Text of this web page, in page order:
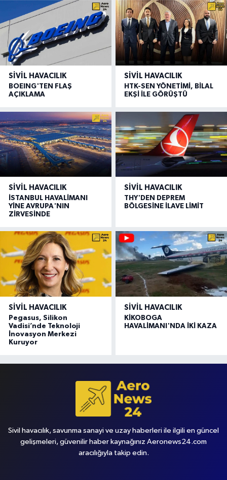
SIVIL HAVACILIK
BOEING'TEN FLAŞ
AÇIKLAMA
SIVIL HAVACILIK
HTK-SEN YÖNETİMİ, BİLAL
EKŞİ İLE GÖRÜŞTÜ
SIVIL HAVACILIK
İSTANBUL HAVALİMANI
YİNE AVRUPA'NIN
ZİRVESİNDE
SIVIL HAVACILIK
THY'DEN DEPREM
BÖLGESİNE İLAVE LİMİT
SIVIL HAVACILIK
Pegasus, Silikon
Vadisi’nde Teknoloji
İnovasyon Merkezi
Kuruyor
SIVIL HAVACILIK
KİKOBOGA
HAVALİMANI'NDA İKİ KAZA
Sivil havacılık, savunma sanayi ve uzay haberleri ile ilgili en güncel
gelişmeleri, güvenilir haber kaynağınız Aeronews24.com
aracılığıyla takip edin.